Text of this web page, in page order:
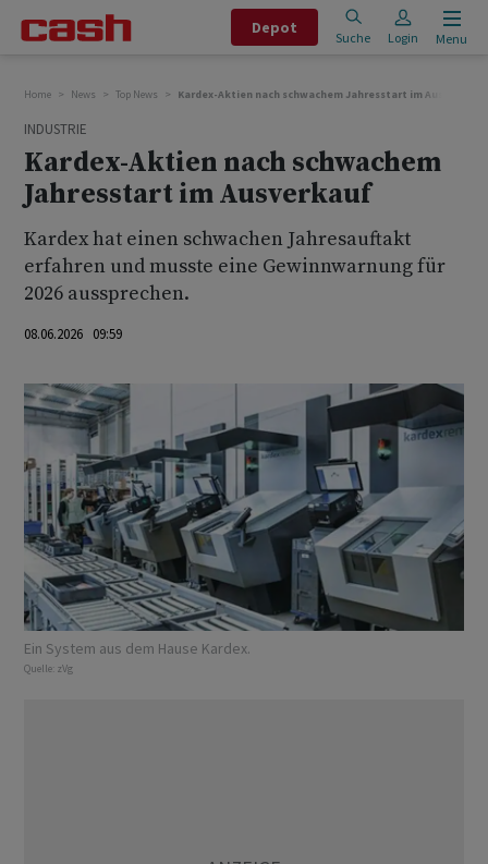
Depot
Suche Login Menu
Home News Top News Kardex-Aktien nach schwachem Jahresstart im Ausverkauf
INDUSTRIE
Kardex-Aktien nach schwachem
Jahresstart im Ausverkauf
Kardex hat einen schwachen Jahresauftakt
erfahren und musste eine Gewinnwarnung für
2026 aussprechen.
08.06.2026 09:59
Ein System aus dem Hause Kardex.
Quelle: zVg